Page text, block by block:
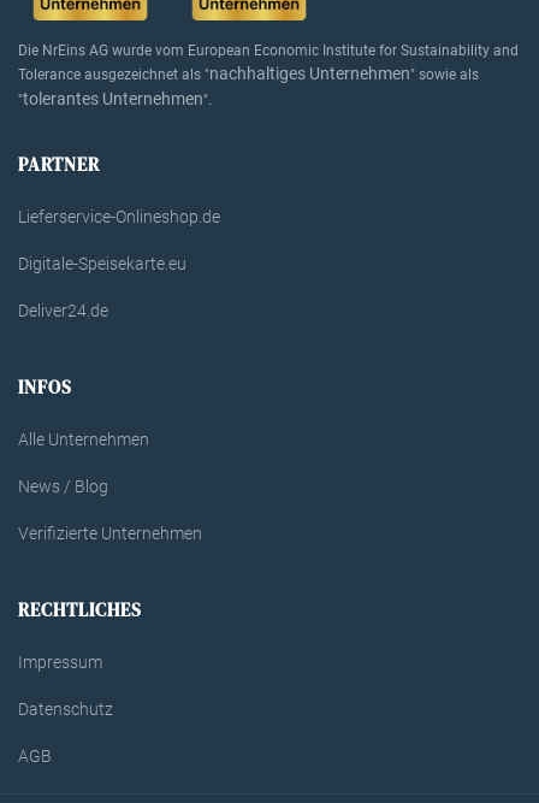
Die NrEins AG wurde vom European Economic Institute for Sustainability and
Tolerance ausgezeichnet als "nachhaltiges Unternehmen" sowie als
"tolerantes Unternehmen".
PARTNER
Lieferservice-Onlineshop.de
Digitale-Speisekarte.eu
Deliver24.de
INFOS
Alle Unternehmen
News / Blog
Verifizierte Unternehmen
RECHTLICHES
Impressum
Datenschutz
AGB